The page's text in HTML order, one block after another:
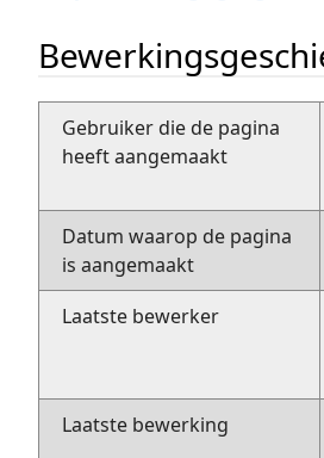
Gebruiker die de pagina
heeft aangemaakt
Datum waarop de pagina
is aangemaakt
Laatste bewerker
Laatste bewerking